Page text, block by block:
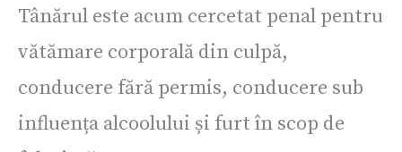
Tânărul este acum cercetat penal pentru
vătămare corporală din culpă,
conducere fără permis, conducere sub
influența alcoolului și furt în scop de